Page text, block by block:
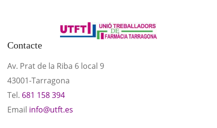
Contacte
Av. Prat de la Riba 6 local 9
43001-Tarragona
Tel. 681 158 394
Email info@utft.es